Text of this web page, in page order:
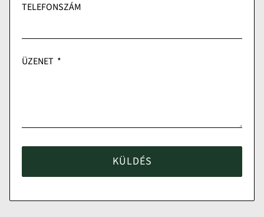
TELEFONSZÁM
ÜZENET
KÜLDÉS